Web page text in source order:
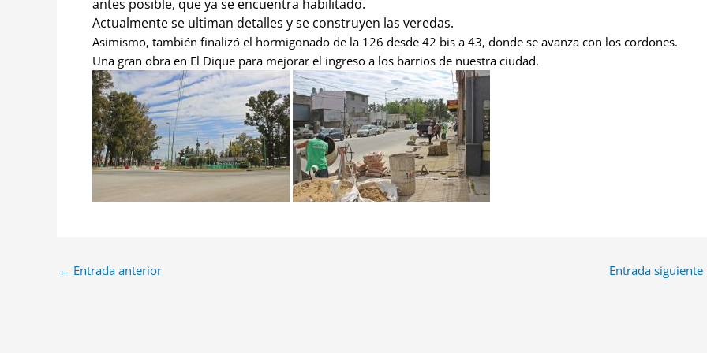
antes posible, que ya se encuentra habilitado.
Actualmente se ultiman detalles y se construyen las veredas.
Asimismo, también finalizó el hormigonado de la 126 desde 42 bis a 43, donde se avanza con los cordones.
Una gran obra en El Dique para mejorar el ingreso a los barrios de nuestra ciudad.
← Entrada anterior Entrada siguiente